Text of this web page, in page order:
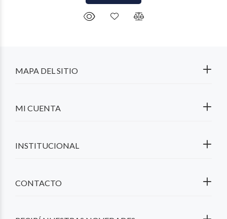
MAPA DEL SITIO
MI CUENTA
INSTITUCIONAL
CONTACTO